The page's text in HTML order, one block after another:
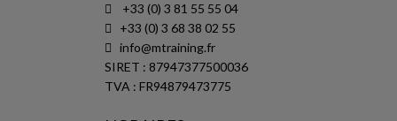
+33 (0) 3 81 55 55 04
+33 (0) 3 68 38 02 55
info@mtraining.fr
SIRET : 87947377500036
TVA : FR94879473775